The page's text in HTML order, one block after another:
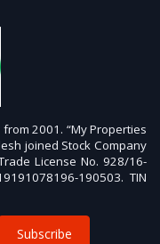
2001. “My Properties
joined Stock Company
License No. 928/16-
190503. TIN
Subscribe